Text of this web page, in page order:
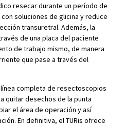
resecar durante un período de
soluciones de glicina y reduce
transuretral. Además, la
de una placa del paciente
de trabajo mismo, de manera
que pase a través del
línea completa de resectoscopios
quitar desechos de la punta
el área de operación y así
En definitiva, el TURis ofrece